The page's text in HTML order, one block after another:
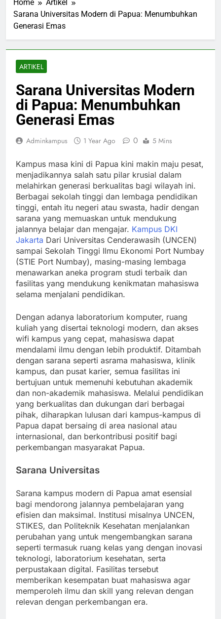
Home
Artikel
Sarana Universitas Modern di Papua: Menumbuhkan
Generasi Emas
ARTIKEL
Sarana Universitas Modern
di Papua: Menumbuhkan
Generasi Emas
Adminkampus 1 Year Ago 0 5 Mins
Kampus masa kini di Papua kini makin maju pesat,
menjadikannya salah satu pilar krusial dalam
melahirkan generasi berkualitas bagi wilayah ini.
Berbagai sekolah tinggi dan lembaga pendidikan
tinggi, entah itu negeri atau swasta, hadir dengan
sarana yang memuaskan untuk mendukung
jalannya belajar dan mengajar. Kampus DKI
Jakarta Dari Universitas Cenderawasih (UNCEN)
sampai Sekolah Tinggi Ilmu Ekonomi Port Numbay
(STIE Port Numbay), masing-masing lembaga
menawarkan aneka program studi terbaik dan
fasilitas yang mendukung kenikmatan mahasiswa
selama menjalani pendidikan.
Dengan adanya laboratorium komputer, ruang
kuliah yang disertai teknologi modern, dan akses
wifi kampus yang cepat, mahasiswa dapat
mendalami ilmu dengan lebih produktif. Ditambah
dengan sarana seperti asrama mahasiswa, klinik
kampus, dan pusat karier, semua fasilitas ini
bertujuan untuk memenuhi kebutuhan akademik
dan non-akademik mahasiswa. Melalui pendidikan
yang berkualitas dan dukungan dari berbagai
pihak, diharapkan lulusan dari kampus-kampus di
Papua dapat bersaing di area nasional atau
internasional, dan berkontribusi positif bagi
perkembangan masyarakat Papua.
Sarana Universitas
Sarana kampus modern di Papua amat esensial
bagi mendorong jalannya pembelajaran yang
efisien dan maksimal. Institusi misalnya UNCEN,
STIKES, dan Politeknik Kesehatan menjalankan
perubahan yang untuk mengembangkan sarana
seperti termasuk ruang kelas yang dengan inovasi
teknologi, laboratorium kesehatan, serta
perpustakaan digital. Fasilitas tersebut
memberikan kesempatan buat mahasiswa agar
memperoleh ilmu dan skill yang relevan dengan
relevan dengan perkembangan era.